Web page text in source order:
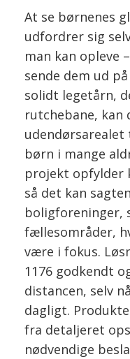
At se børnenes
udfordrer sig
man kan opleve
sende dem ud
solidt legetårn,
rutchebane, kan
børn i mange
projekt opfylder
så det kan
boligforeninger,
fællesområder,
være i fokus.
1176 godkendt
distancen, selv
dagligt.
fra detaljeret
nødvendige